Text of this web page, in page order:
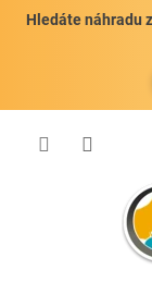
Hledáte náhradu